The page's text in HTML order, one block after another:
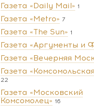
Газета «Daily Mail» 1
Газета «Metro» 7
Газета «The Sun» 1
Газета «Аргументы и
Газета «Вечерняя
Газета
22
Газета «Московский
Комсомолец» 16